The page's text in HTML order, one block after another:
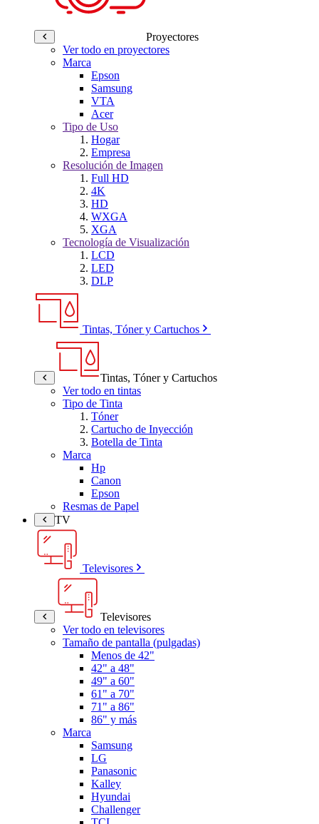
Proyectores
Ver todo en proyectores
Marca
Epson
Samsung
VTA
Acer
Tipo de Uso
Hogar
Empresa
Resolución de Imagen
Full HD
4K
HD
WXGA
XGA
Tecnología de Visualización
LCD
LED
DLP
Tintas, Tóner y Cartuchos
Tintas, Tóner y Cartuchos
Ver todo en tintas
Tipo de Tinta
Tóner
Cartucho de Inyección
Botella de Tinta
Marca
Hp
Canon
Epson
Resmas de Papel
TV
Televisores
Televisores
Ver todo en televisores
Tamaño de pantalla (pulgadas)
Menos de 42"
42" a 48"
49" a 60"
61" a 70"
71" a 86"
86" y más
Marca
Samsung
LG
Panasonic
Kalley
Hyundai
Challenger